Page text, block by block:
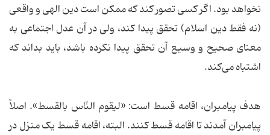
نخواهد بود. اگر کسی تصور کند که ممکن است دین الهی و واقعی
(نه فقط دین اسلام) تحقق پیدا کند، ولی در آن عدل اجتماعی به
معنای صحیح و وسیع آن تحقق پیدا نکرده باشد، باید بداند که
اشتباه می‌کند.
هدف پیامبران، اقامه قسط است: «لیقوم النّاس بالقسط». اصلاً
پیامبران آمدند تا اقامه قسط کنند. البته، اقامه قسط یک منزل در